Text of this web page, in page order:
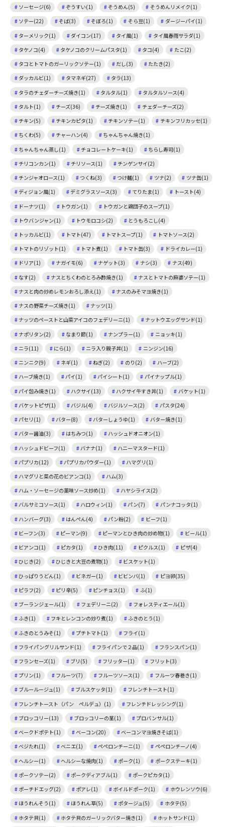
ソーセージ(6) ぞうすい(1) そうめん(5)
そうめんリメイク(1)
ソテー(22)
そば(3) そぼろ(1) そら豆(1)
ダージーパイ(1)
ターメリック(1)
ダイコン(17) タイ風(1)
タイ風春雨サラダ(1)
タケノコ(4)
タケノコのクリームパスタ(1) タコ(4)
たこ(2)
タコとトマトのガーリックソテー(1)
だし(3)
たたき(2)
ダッカルビ(1)
タマネギ(27)
タラ(13)
タラのチェダーチーズ焼き(1)
タルタル(1)
タルタルソース(4)
タルト(1)
チーズ(36) チーズ焼き(1)
チェダーチーズ(2)
チキン(5)
チキンカピタ(1) チキンソテー(1)
チキンフリカッセ(1)
ちくわ(5)
チャーハン(4)
ちゃんちゃん焼き(1)
ちゃんちゃん蒸し(1)
チョコレートケーキ(1)
ちらし寿司(1)
チリコンカン(1)
チリソース(1)
チンゲンサイ(2)
チンジャオロース(1)
つくね(3) つけ麺(1) ツナ(2)
ツナ缶(1)
ディジョン風(1)
デミグラスソース(3) てりたま(1)
トースト(4)
ドーナツ(1)
トウガン(1)
トウガンと鶏団子のスープ(1)
トウバンジャン(1)
トウモロコシ(2)
とうもろこし(4)
トッカルビ(1)
トマト(47) トマトスープ(1)
トマトソース(2)
トマトのリゾット(1)
トマト煮(1) トマト缶(3)
ドライカレー(1)
ドリア(1)
ナガイモ(6) ナゲット(3) ナシ(3)
ナス(49)
なす(2)
ナスとちくわのとろみ酢焼き(1)
ナスとトマトの麻婆ソテー(1)
ナスと肉の炒めレモンおろし添え(1)
ナスのみそマヨ焼き(1)
ナスの野菜チーズ焼き(1)
ナッツ(1)
ナッツのペーストと山菜アイコのフェデリーニ(1)
ナットウエッグサンド(1)
ナポリタン(2)
なまり節(1) ナンプラー(1)
ニョッキ(1)
ニラ(11)
にら(1) ニラ入り親子丼(1)
ニンジン(16)
ニンニク(9)
ネギ(1) ねぎ(2) のり(2)
ハーブ(2)
ハーブ焼き(1)
パイ(1) パイシート(1)
パイナップル(1)
パイ包み焼き(1)
ハクサイ(13) ハクサイ牛すき丼(1)
バケット(1)
バケットピザ(1)
バジル(4) バジルソース(2)
パスタ(24)
パセリ(1)
バター(8) バターしょうゆ(1)
バター焼き(1)
バター醤油(3)
はちみつ(1)
ハッシュドオニオン(1)
ハッシュドビーフ(1)
バナナ(1)
ハニーマスタード(1)
パプリカ(12)
パプリカパウダー(1)
ハマグリ(1)
ハマグリと菜の花のビアンコ(1)
ハム(3)
ハム・ソーセージの薬味ソース炒め(1)
ハヤシライス(2)
バルサミコソース(1)
ハロウィン(1) パン(7)
パンナコッタ(1)
ハンバーグ(3)
はんぺん(4) パン粉(2)
ビーフ(1)
ビーフン(3)
ピーマン(9) ピーマンとひき肉の炒め物(1)
ビール(1)
ビアンコ(1)
ピカタ(1) ひき肉(11) ピクルス(1)
ピザ(4)
ひじき(2)
ひじきと大豆の煮物(1)
ビスケット(1)
ひっぱりうどん(1)
ビネガー(1) ビビンバ(1)
ピヨ卵(35)
ピラフ(2)
ピリ辛(5) ピンチョス(1)
ふ(1)
ブーランジェール(1)
フェデリーニ(2)
フォレスティエール(1)
ふき(1)
フキとレンコンの炒り煮(1)
ふきのとう(1)
ふきのとうみそ(1)
プチトマト(1)
フライ(1)
フライパングリルサンド(1)
フライパンで２品(1)
フランスパン(1)
フランセーズ(1)
ブリ(5) フリッター(1)
フリット(3)
プリン(1)
フルーツ(7) フルーツソース(1)
フルーツ春巻き(1)
ブルールージュ(1)
ブルスケッタ(1)
フレンチトースト(1)
フレンチトースト（パン ペルデュ）(1)
フレンチドレッシング(1)
ブロッコリー(13)
ブロッコリーの茎(1)
プロバンサル(1)
ベークドポテト(1)
ベーコン(20)
ベーコンマヨ焼きそば(1)
ベジたれ(1)
ベニエ(1) ペペロンチーニ(1)
ペペロンチーノ(4)
ヘルシー(1)
ヘルシーな焼肉(1) ポーク(1)
ポークステーキ(1)
ポークソテー(2)
ポークディアブル(1)
ポークピカタ(1)
ポーチドエッグ(2)
ポアレ(1) ボイルドポーク(1)
ホウレンソウ(6)
ほうれんそう(1)
ほうれん草(5) ポタージュ(5)
ホタテ(5)
ホタテ貝(1)
ホタテ貝のガーリックバター焼き(1)
ホットサンド(1)